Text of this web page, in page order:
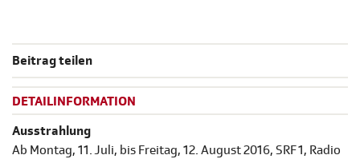
Beitrag teilen
DETAILINFORMATION
Ausstrahlung
Ab Montag, 11. Juli, bis Freitag, 12. August 2016, SRF 1, Radio